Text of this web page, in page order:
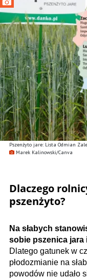
Pszenżyto jare: Lista Odmian
Marek Kalinowski/Canva
Dlaczego
pszenżyto?
Na słabych
sobie pszenica jara
Dlatego gatunek w
płodozmianie na
powodów nie udało